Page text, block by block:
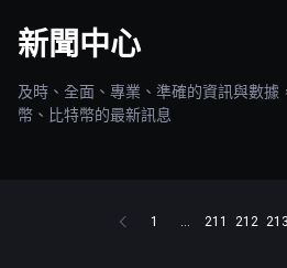
新聞中心
及時、全面、專業、準確的資訊與數據
幣、比特幣的最新訊息
1 ... 211 212 213